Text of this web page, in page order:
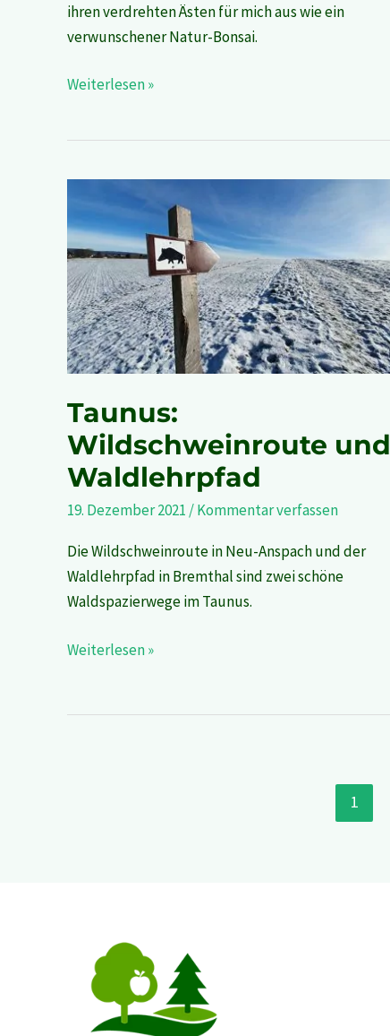
ihren verdrehten Ästen für mich aus wie ein
verwunschener Natur-Bonsai.
Weiterlesen »
Taunus:
Wildschweinroute und
Waldlehrpfad
19. Dezember 2021 /Kommentar verfassen
Die Wildschweinroute in Neu-Anspach und der
Waldlehrpfad in Bremthal sind zwei schöne
Waldspazierwege im Taunus.
Wildschweinroute
und
Waldlehrpfad
Weiterlesen »
1